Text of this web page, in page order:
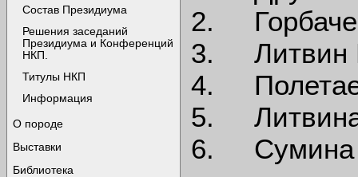
Состав Президиума
Решения заседаний
Президиума и Конференций
НКП.
Титулы НКП
Информация
О породе
Выставки
Библиотека
2.
3. Литвин
4.
5.
6. Сумина